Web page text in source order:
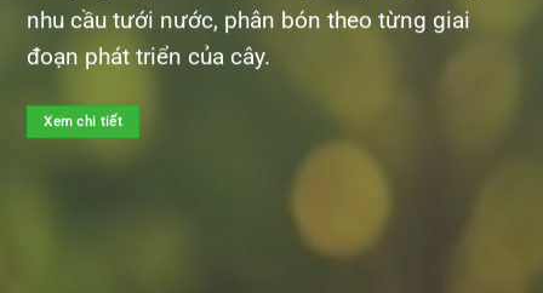
nhu cầu tưới nước, phân bón theo từng giai
đoạn phát triển của cây.
Xem chi tiết